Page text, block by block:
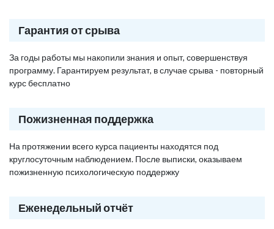
Гарантия от срыва
За годы работы мы накопили знания и опыт, совершенствуя
программу. Гарантируем результат, в случае срыва - повторный
курс бесплатно
Пожизненная поддержка
На протяжении всего курса пациенты находятся под
круглосуточным наблюдением. После выписки, оказываем
пожизненную психологическую поддержку
Еженедельный отчёт